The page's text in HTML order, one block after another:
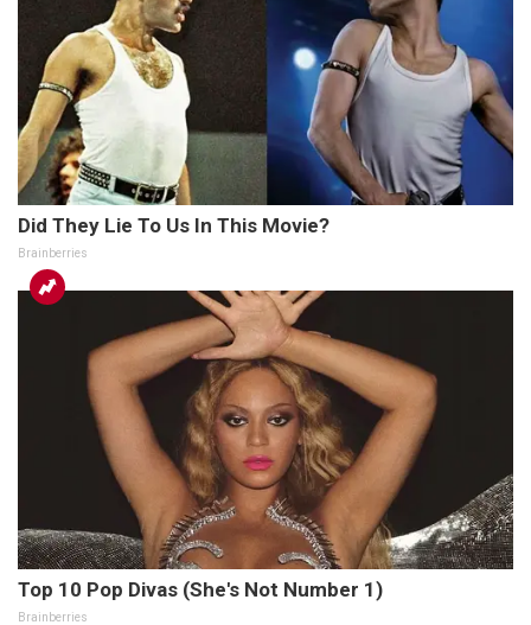
Did They Lie To Us In This Movie?
Brainberries
Top 10 Pop Divas (She's Not Number 1)
Brainberries